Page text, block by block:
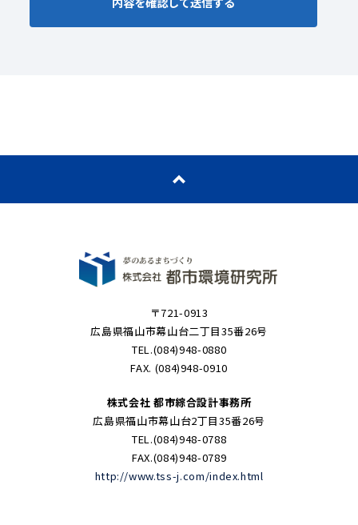
〒721-0913
広島県福山市幕山台二丁目35番26号
TEL.(084)948-0880
FAX. (084)948-0910
株式会社 都市綜合設計事務所
広島県福山市幕山台2丁目35番26号
TEL.(084)948-0788
FAX.(084)948-0789
http://www.tss-j.com/index.html